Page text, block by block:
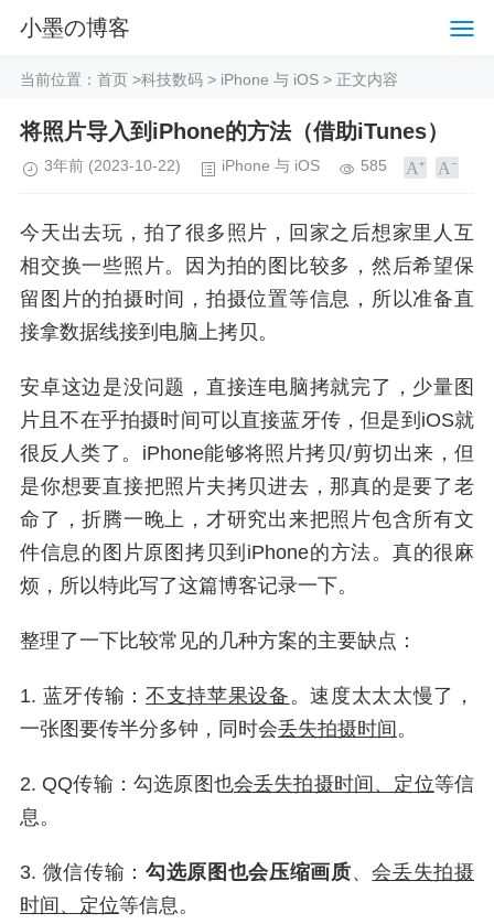
小墨の博客
当前位置： 首页 >科技数码 > iPhone 与 iOS > 正文内容
将照片导入到iPhone的方法（借助iTunes）
3年前 (2023-10-22) iPhone 与 iOS 585
今天出去玩，拍了很多照片，回家之后想家里人互
相交换一些照片。因为拍的图比较多，然后希望保
留图片的拍摄时间，拍摄位置等信息，所以准备直
接拿数据线接到电脑上拷贝。
安卓这边是没问题，直接连电脑拷就完了，少量图
片且不在乎拍摄时间可以直接蓝牙传，但是到iOS就
很反人类了。iPhone能够将照片拷贝/剪切出来，但
是你想要直接把照片夫拷贝进去，那真的是要了老
命了，折腾一晚上，才研究出来把照片包含所有文
件信息的图片原图拷贝到iPhone的方法。真的很麻
烦，所以特此写了这篇博客记录一下。
整理了一下比较常见的几种方案的主要缺点：
1. 蓝牙传输： 不支持苹果设备。速度太太太慢了，
一张图要传半分多钟，同时会丢失拍摄时间 。
2. QQ传输：勾选原图也会丢失拍摄时间、定位等信
息。
3. 微信传输： 勾选原图也会压缩画质、会丢失拍摄
时间、定位等信息。